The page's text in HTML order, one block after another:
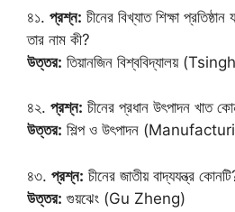
৪১. প্রশ্ন: চীনের বিখ্যাত শিক্ষা
তার নাম কী?
উত্তর: তিয়ানজিন বিশ্ববিদ্যালয়
৪২. প্রশ্ন: চীনের প্রধান উৎপাদন খাত
উত্তর: শিল্প ও উৎপাদন
৪৩. প্রশ্ন: চীনের জাতীয় বাদ্যযন্ত্র
উত্তর: গুয়ঝেং (Gu Zheng)